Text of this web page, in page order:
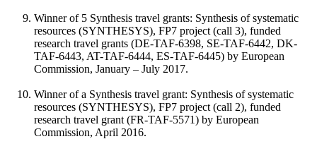
Winner of 5 Synthesis travel grants: Synthesis of systematic
resources (SYNTHESYS), FP7 project (call 3), funded
research travel grants (DE-TAF-6398, SE-TAF-6442, DK-
TAF-6443, AT-TAF-6444, ES-TAF-6445) by European
Commission, January – July 2017.
Winner of a Synthesis travel grant: Synthesis of systematic
resources (SYNTHESYS), FP7 project (call 2), funded
research travel grant (FR-TAF-5571) by European
Commission, April 2016.